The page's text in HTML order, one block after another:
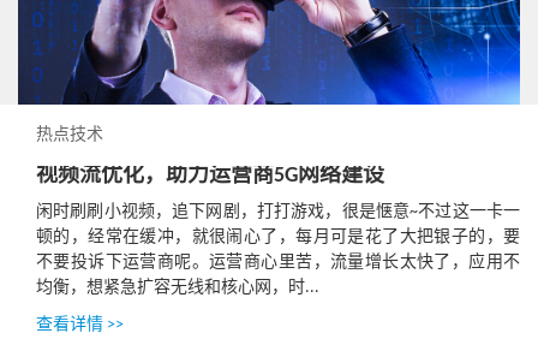
热点技术
视频流优化，助力运营商5G网络建设
闲时刷刷小视频，追下网剧，打打游戏，很是惬意~不过这一卡一
顿的，经常在缓冲，就很闹心了，每月可是花了大把银子的，要
不要投诉下运营商呢。运营商心里苦，流量增长太快了，应用不
均衡，想紧急扩容无线和核心网，时...
查看详情 >>